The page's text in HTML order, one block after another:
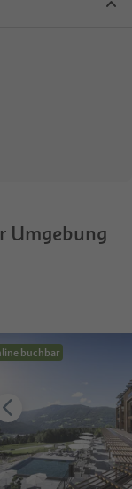
Umgebung
buchbar